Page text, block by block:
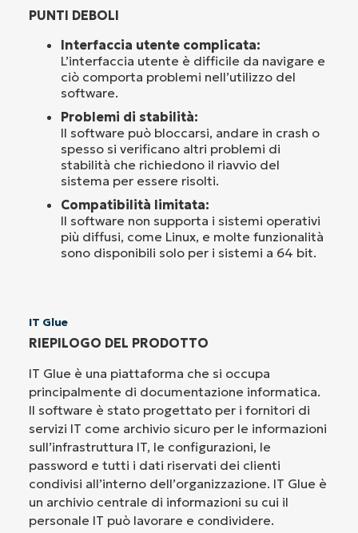
PUNTI DEBOLI
Interfaccia utente complicata:
L’interfaccia utente è difficile da navigare e
ciò comporta problemi nell’utilizzo del
software.
Problemi di stabilità:
Il software può bloccarsi, andare in crash o
spesso si verificano altri problemi di
stabilità che richiedono il riavvio del
sistema per essere risolti.
Compatibilità limitata:
Il software non supporta i sistemi operativi
più diffusi, come Linux, e molte funzionalità
sono disponibili solo per i sistemi a 64 bit.
IT Glue
RIEPILOGO DEL PRODOTTO
IT Glue è una piattaforma che si occupa
principalmente di documentazione informatica.
Il software è stato progettato per i fornitori di
servizi IT come archivio sicuro per le informazioni
sull’infrastruttura IT, le configurazioni, le
password e tutti i dati riservati dei clienti
condivisi all’interno dell’organizzazione. IT Glue è
un archivio centrale di informazioni su cui il
personale IT può lavorare e condividere.